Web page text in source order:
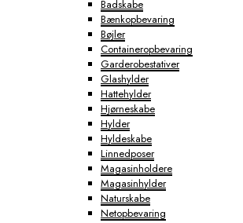
Badskabe
Bænkopbevaring
Bøjler
Containeropbevaring
Garderobestativer
Glashylder
Hattehylder
Hjørneskabe
Hylder
Hyldeskabe
Linnedposer
Magasinholdere
Magasinhylder
Naturskabe
Netopbevaring